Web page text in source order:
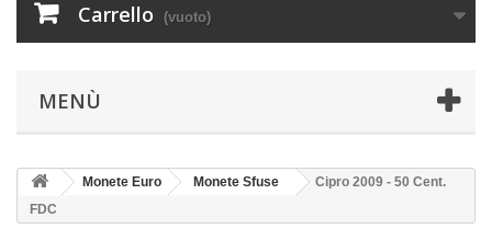
Carrello (vuoto)
MENÙ
Monete Euro Monete Sfuse
Cipro 2009 - 50 Cent.
FDC